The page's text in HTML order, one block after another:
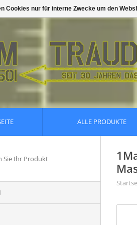
ALLE PRODUKTE
Cookies nur für interne Zwecke um den